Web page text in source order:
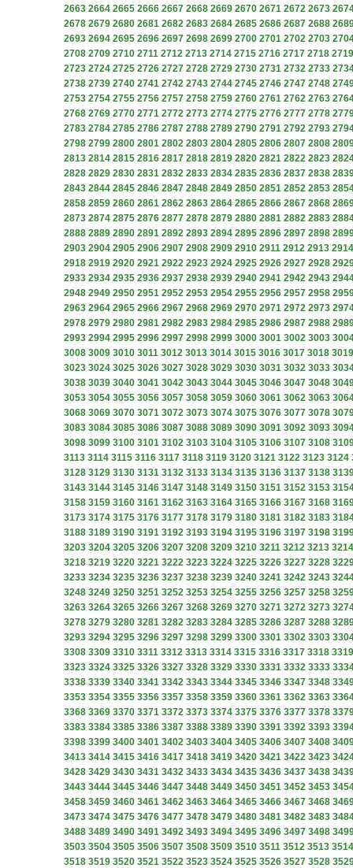
2663 2664 2665 2666 2667 2668 2669 2670 2671 2672 2673
2678 2679 2680 2681 2682 2683 2684 2685 2686 2687 2688
2693 2694 2695 2696 2697 2698 2699 2700 2701 2702 2703
2708 2709 2710 2711 2712 2713 2714 2715 2716 2717 2718 2719
2723 2724 2725 2726 2727 2728 2729 2730 2731 2732 2733
2738 2739 2740 2741 2742 2743 2744 2745 2746 2747 2748
2753 2754 2755 2756 2757 2758 2759 2760 2761 2762 2763
2768 2769 2770 2771 2772 2773 2774 2775 2776 2777 2778
2783 2784 2785 2786 2787 2788 2789 2790 2791 2792 2793
2798 2799 2800 2801 2802 2803 2804 2805 2806 2807 2808
2813 2814 2815 2816 2817 2818 2819 2820 2821 2822 2823
2828 2829 2830 2831 2832 2833 2834 2835 2836 2837 2838
2843 2844 2845 2846 2847 2848 2849 2850 2851 2852 2853
2858 2859 2860 2861 2862 2863 2864 2865 2866 2867 2868
2873 2874 2875 2876 2877 2878 2879 2880 2881 2882 2883
2888 2889 2890 2891 2892 2893 2894 2895 2896 2897 2898
2903 2904 2905 2906 2907 2908 2909 2910 2911 2912 2913 2914
2918 2919 2920 2921 2922 2923 2924 2925 2926 2927 2928
2933 2934 2935 2936 2937 2938 2939 2940 2941 2942 2943
2948 2949 2950 2951 2952 2953 2954 2955 2956 2957 2958
2963 2964 2965 2966 2967 2968 2969 2970 2971 2972 2973
2978 2979 2980 2981 2982 2983 2984 2985 2986 2987 2988
2993 2994 2995 2996 2997 2998 2999 3000 3001 3002 3003
3008 3009 3010 3011 3012 3013 3014 3015 3016 3017 3018 3019
3023 3024 3025 3026 3027 3028 3029 3030 3031 3032 3033
3038 3039 3040 3041 3042 3043 3044 3045 3046 3047 3048
3053 3054 3055 3056 3057 3058 3059 3060 3061 3062 3063
3068 3069 3070 3071 3072 3073 3074 3075 3076 3077 3078
3083 3084 3085 3086 3087 3088 3089 3090 3091 3092 3093
3098 3099 3100 3101 3102 3103 3104 3105 3106 3107 3108
3113 3114 3115 3116 3117 3118 3119 3120 3121 3122 3123 3124
3128 3129 3130 3131 3132 3133 3134 3135 3136 3137 3138
3143 3144 3145 3146 3147 3148 3149 3150 3151 3152 3153
3158 3159 3160 3161 3162 3163 3164 3165 3166 3167 3168
3173 3174 3175 3176 3177 3178 3179 3180 3181 3182 3183
3188 3189 3190 3191 3192 3193 3194 3195 3196 3197 3198
3203 3204 3205 3206 3207 3208 3209 3210 3211 3212 3213 3214
3218 3219 3220 3221 3222 3223 3224 3225 3226 3227 3228
3233 3234 3235 3236 3237 3238 3239 3240 3241 3242 3243
3248 3249 3250 3251 3252 3253 3254 3255 3256 3257 3258
3263 3264 3265 3266 3267 3268 3269 3270 3271 3272 3273
3278 3279 3280 3281 3282 3283 3284 3285 3286 3287 3288
3293 3294 3295 3296 3297 3298 3299 3300 3301 3302 3303
3308 3309 3310 3311 3312 3313 3314 3315 3316 3317 3318 3319
3323 3324 3325 3326 3327 3328 3329 3330 3331 3332 3333
3338 3339 3340 3341 3342 3343 3344 3345 3346 3347 3348
3353 3354 3355 3356 3357 3358 3359 3360 3361 3362 3363
3368 3369 3370 3371 3372 3373 3374 3375 3376 3377 3378
3383 3384 3385 3386 3387 3388 3389 3390 3391 3392 3393
3398 3399 3400 3401 3402 3403 3404 3405 3406 3407 3408
3413 3414 3415 3416 3417 3418 3419 3420 3421 3422 3423
3428 3429 3430 3431 3432 3433 3434 3435 3436 3437 3438
3443 3444 3445 3446 3447 3448 3449 3450 3451 3452 3453
3458 3459 3460 3461 3462 3463 3464 3465 3466 3467 3468
3473 3474 3475 3476 3477 3478 3479 3480 3481 3482 3483
3488 3489 3490 3491 3492 3493 3494 3495 3496 3497 3498
3503 3504 3505 3506 3507 3508 3509 3510 3511 3512 3513 3514
3518 3519 3520 3521 3522 3523 3524 3525 3526 3527 3528